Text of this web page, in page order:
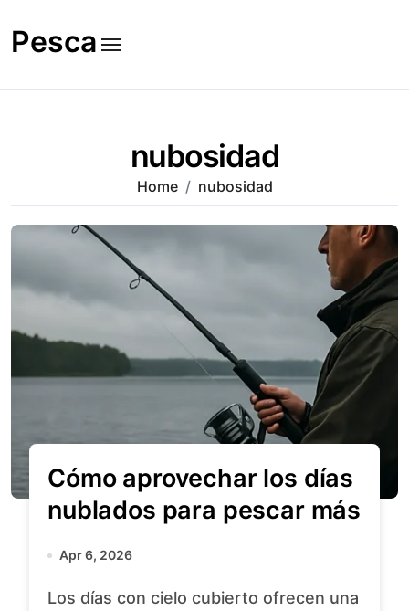
to
content
Pesca
nubosidad
Home nubosidad
Cómo aprovechar los días
nublados para pescar más
Apr 6, 2026
Los días con cielo cubierto ofrecen una